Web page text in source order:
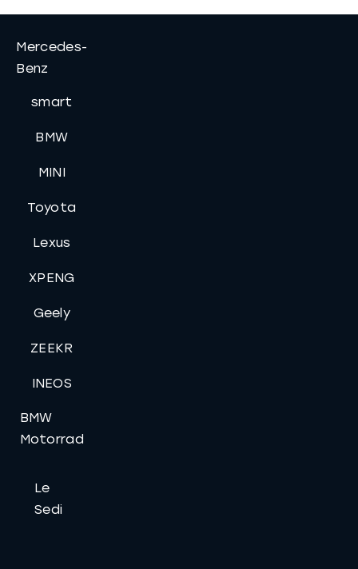
Mercedes-
Benz
smart
BMW
MINI
Toyota
Lexus
XPENG
Geely
ZEEKR
INEOS
BMW
Motorrad
Le
Sedi